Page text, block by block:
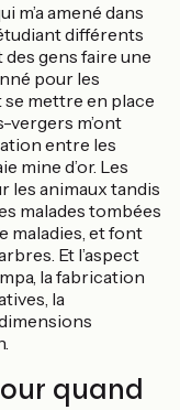
m’a amené dans
étudiant différents
gens faire une
pour les
se mettre en place
vergers m’ont
entre les
mine d’or. Les
les animaux tandis
malades tombées
maladies, et font
Et l’aspect
la fabrication
la
quand